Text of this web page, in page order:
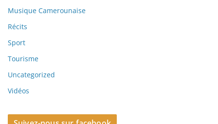
Musique Camerounaise
Récits
Sport
Tourisme
Uncategorized
Vidéos